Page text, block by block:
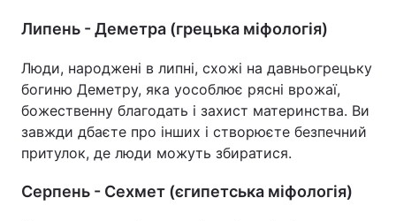
Липень - Деметра (грецька міфологія)
Люди, народжені в липні, схожі на давньогрецьку
богиню Деметру, яка уособлює рясні врожаї,
божественну благодать і захист материнства. Ви
завжди дбаєте про інших і створюєте безпечний
притулок, де люди можуть збиратися.
Серпень - Сехмет (єгипетська міфологія)